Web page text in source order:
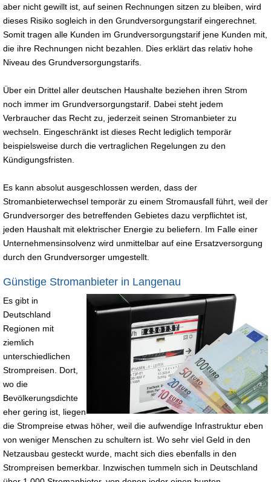
aber nicht gewillt ist, auf seinen Rechnungen sitzen zu bleiben, wird
dieses Risiko sogleich in den Grundversorgungstarif eingerechnet.
Somit tragen alle Kunden im Grundversorgungstarif jene Kunden mit,
die ihre Rechnungen nicht bezahlen. Dies erklärt das relativ hohe
Niveau des Grundversorgungstarifs.
Über ein Drittel aller deutschen Haushalte beziehen ihren Strom
noch immer im Grundversorgungstarif. Dabei steht jedem
Verbraucher das Recht zu, jederzeit seinen Stromanbieter zu
wechseln. Eingeschränkt ist dieses Recht lediglich temporär
beispielsweise durch die vertraglichen Regelungen zu den
Kündigungsfristen.
Es kann absolut ausgeschlossen werden, dass der
Stromanbieterwechsel temporär zu einem Stromausfall führt, weil der
Grundversorger des betreffenden Gebietes dazu verpflichtet ist,
jeden Haushalt mit elektrischer Energie zu beliefern. Im Falle einer
Unternehmensinsolvenz wird unmittelbar auf eine Ersatzversorgung
durch den Grundversorger umgestellt.
Günstige Stromanbieter in Langenau
Es gibt in
Deutschland
Regionen mit
ziemlich
unterschiedlichen
Strompreisen. Dort,
wo die
Bevölkerungsdichte
eher gering ist, liegen
die Strompreise etwas höher, weil die aufwendige Infrastruktur eben
von weniger Menschen zu schultern ist. Wo sehr viel Geld in den
Netzausbau gesteckt wurde, macht sich dies ebenfalls in den
Strompreisen bemerkbar. Inzwischen tummeln sich in Deutschland